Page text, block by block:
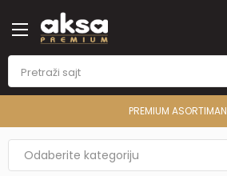
PREMIUM ASORTIMAN